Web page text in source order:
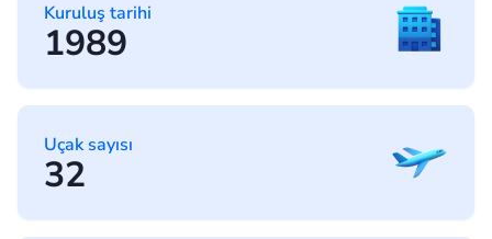
Kuruluş tarihi
1989
Uçak sayısı
32